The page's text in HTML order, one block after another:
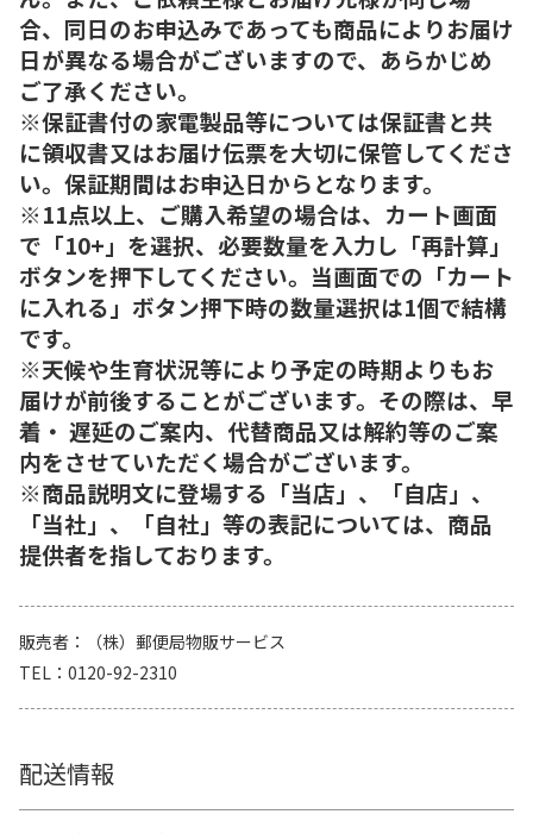
合、同日のお申込みであっても商品によりお届け
日が異なる場合がございますので、あらかじめ
ご了承ください。
※保証書付の家電製品等については保証書と共
に領収書又はお届け伝票を大切に保管してくださ
い。保証期間はお申込日からとなります。
※11点以上、ご購入希望の場合は、カート画面
で「10+」を選択、必要数量を入力し「再計算」
ボタンを押下してください。当画面での「カート
に入れる」ボタン押下時の数量選択は1個で結構
です。
※天候や生育状況等により予定の時期よりもお
届けが前後することがございます。その際は、早
着・ 遅延のご案内、代替商品又は解約等のご案
内をさせていただく場合がございます。
※商品説明文に登場する「当店」、「自店」、
「当社」、「自社」等の表記については、商品
提供者を指しております。
販売者
（株）郵便局物販サービス
TEL
0120-92-2310
配送情報